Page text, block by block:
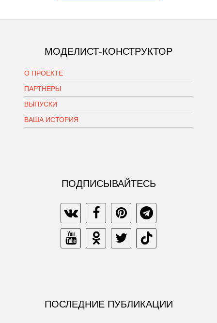
МОДЕЛИСТ-КОНСТРУКТОР
О ПРОЕКТЕ
ПАРТНЕРЫ
ВЫПУСКИ
ВАША ИСТОРИЯ
ПОДПИСЫВАЙТЕСЬ
ПОСЛЕДНИЕ ПУБЛИКАЦИИ